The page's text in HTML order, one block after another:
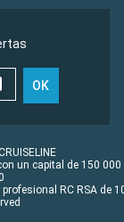
OK
un capital de 150 000
RC RSA de